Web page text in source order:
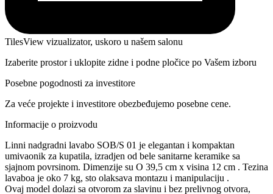
TilesView vizualizator, uskoro u našem salonu
Izaberite prostor i uklopite zidne i podne pločice po Vašem izboru
Posebne pogodnosti za investitore
Za veće projekte i investitore obezbeđujemo posebne cene.
Informacije o proizvodu
Linni nadgradni lavabo SOB/S 01 je elegantan i kompaktan
umivaonik za kupatila, izradjen od bele sanitarne keramike sa
sjajnom povrsinom. Dimenzije su O 39,5 cm x visina 12 cm . Tezina
lavaboa je oko 7 kg, sto olaksava montazu i manipulaciju .
Ovaj model dolazi sa otvorom za slavinu i bez prelivnog otvora,